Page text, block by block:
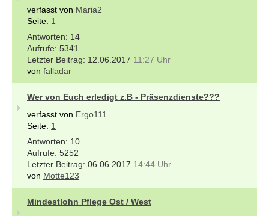
verfasst von Maria2
Seite: 1
14
5341
12.06.2017 11:27 Uhr
von falladar
Wer von Euch erledigt z.B - Präsenzdienste???
verfasst von Ergo111
Seite: 1
10
5252
06.06.2017 14:44 Uhr
von Motte123
Mindestlohn Pflege Ost / West